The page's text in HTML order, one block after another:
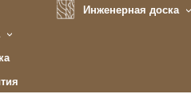
Инженерная доска